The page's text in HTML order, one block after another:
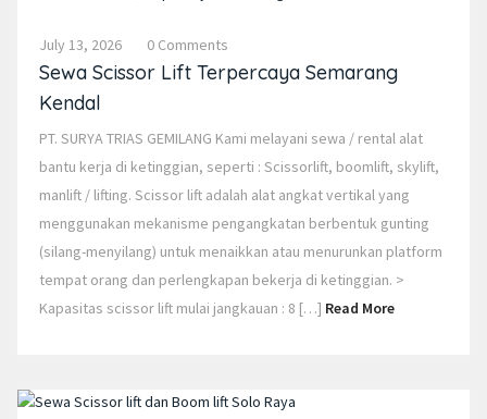
July 13, 2026 0 Comments
Sewa Scissor Lift Terpercaya Semarang
Kendal
PT. SURYA TRIAS GEMILANG Kami melayani sewa / rental alat
bantu kerja di ketinggian, seperti : Scissorlift, boomlift, skylift,
manlift / lifting. Scissor lift adalah alat angkat vertikal yang
menggunakan mekanisme pengangkatan berbentuk gunting
(silang-menyilang) untuk menaikkan atau menurunkan platform
tempat orang dan perlengkapan bekerja di ketinggian. >
Kapasitas scissor lift mulai jangkauan : 8 […] Read More